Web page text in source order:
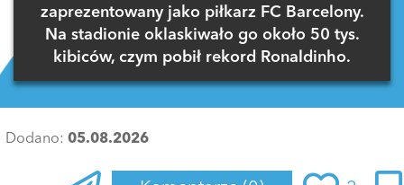
zaprezentowany jako piłkarz FC Barcelony.
Na stadionie oklaskiwało go około 50 tys.
kibiców, czym pobił rekord Ronaldinho.
Dodano: 05.08.2026